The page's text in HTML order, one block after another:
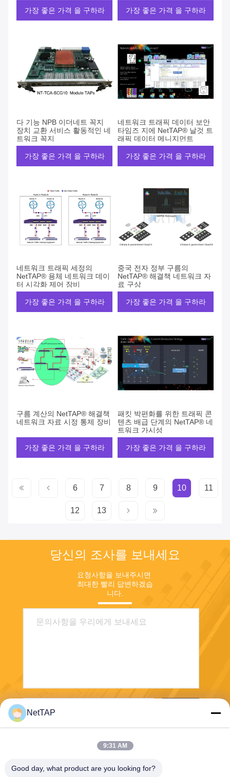
가장 좋은 가격 을 구하라 가장 좋은 가격 을 구하라
다 기능 NPB 이더네트 꼭지
장치 교환 서비스 활동적인 네
트워크 꼭지
가장 좋은 가격 을 구하라
네트워크 트래픽 데이터 보안
타임즈 지에 NetTAP® 날것 트
래픽 데이터 메니지먼트
가장 좋은 가격 을 구하라
네트워크 트래픽 세정의
NetTAP® 용체 네트워크 데이
터 시각화 제어 장비
가장 좋은 가격 을 구하라
중국 전자 정부 구름의
NetTAP® 해결책 네트워크 자
료 구상
가장 좋은 가격 을 구하라
구름 계산의 NetTAP® 해결책
네트워크 자료 시정 통제 장비
가장 좋은 가격 을 구하라
패킷 박편화를 위한 트래픽 콘
텐츠 배급 단계의 NetTAP® 네
트워크 가시성
가장 좋은 가격 을 구하라
6 7 8 9 10 11
12 13
당신의 조사를 보내세요
요청사항을 보내주시면
최대한 빨리 답변하겠습
니다.
NetTAP
9:31 AM
Good day, what product are you looking for?